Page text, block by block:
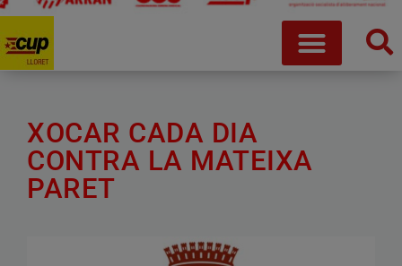
XOCAR CADA DIA
CONTRA LA MATEIXA
PARET